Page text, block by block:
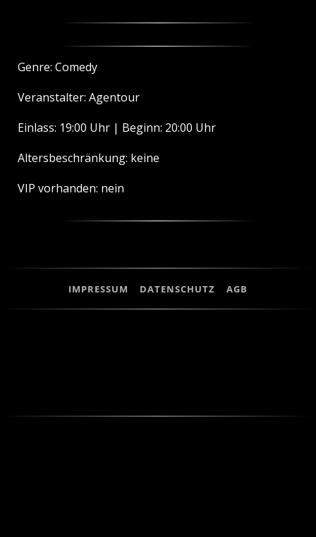
Genre: Comedy
Veranstalter: Agentour
Einlass: 19:00 Uhr | Beginn: 20:00 Uhr
Altersbeschränkung: keine
VIP vorhanden: nein
IMPRESSUM DATENSCHUTZ AGB